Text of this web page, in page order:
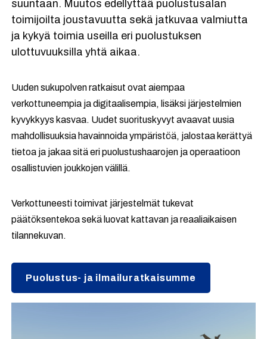
suuntaan. Muutos edellyttää puolustusalan
toimijoilta joustavuutta sekä jatkuvaa valmiutta
ja kykyä toimia useilla eri puolustuksen
ulottuvuuksilla yhtä aikaa.
Uuden sukupolven ratkaisut ovat aiempaa
verkottuneempia ja digitaalisempia, lisäksi järjestelmien
kyvykkyys kasvaa. Uudet suorituskyvyt avaavat uusia
mahdollisuuksia havainnoida ympäristöä, jalostaa kerättyä
tietoa ja jakaa sitä eri puolustushaarojen ja operaatioon
osallistuvien joukkojen välillä.
Verkottuneesti toimivat järjestelmät tukevat
päätöksentekoa sekä luovat kattavan ja reaaliaikaisen
tilannekuvan.
Puolustus- ja ilmailuratkaisumme